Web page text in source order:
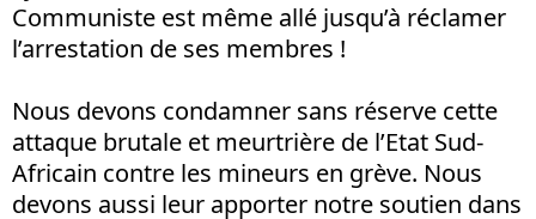
Communiste est même allé jusqu’à réclamer
l’arrestation de ses membres !
Nous devons condamner sans réserve cette
attaque brutale et meurtrière de l’Etat Sud-
Africain contre les mineurs en grève. Nous
devons aussi leur apporter notre soutien dans